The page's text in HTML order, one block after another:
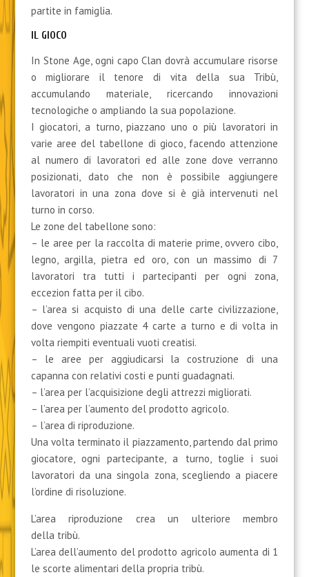
partite in famiglia.
IL GIOCO
In Stone Age, ogni capo Clan dovrà accumulare risorse
o migliorare il tenore di vita della sua Tribù,
accumulando materiale, ricercando innovazioni
tecnologiche o ampliando la sua popolazione.
I giocatori, a turno, piazzano uno o più lavoratori in
varie aree del tabellone di gioco, facendo attenzione
al numero di lavoratori ed alle zone dove verranno
posizionati, dato che non è possibile aggiungere
lavoratori in una zona dove si è già intervenuti nel
turno in corso.
Le zone del tabellone sono:
– le aree per la raccolta di materie prime, ovvero cibo,
legno, argilla, pietra ed oro, con un massimo di 7
lavoratori tra tutti i partecipanti per ogni zona,
eccezion fatta per il cibo.
– l’area si acquisto di una delle carte civilizzazione,
dove vengono piazzate 4 carte a turno e di volta in
volta riempiti eventuali vuoti creatisi.
– le aree per aggiudicarsi la costruzione di una
capanna con relativi costi e punti guadagnati.
– l’area per l’acquisizione degli attrezzi migliorati.
– l’area per l’aumento del prodotto agricolo.
– l’area di riproduzione.
Una volta terminato il piazzamento, partendo dal primo
giocatore, ogni partecipante, a turno, toglie i suoi
lavoratori da una singola zona, scegliendo a piacere
l’ordine di risoluzione.
L’area riproduzione crea un ulteriore membro
della tribù.
L’area dell’aumento del prodotto agricolo aumenta di 1
le scorte alimentari della propria tribù.